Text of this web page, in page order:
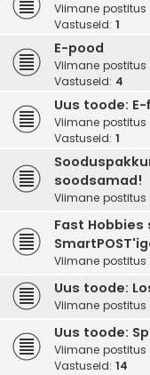
Viimane postitus
Vastuseid: 1
E-pood
Viimane postitus
Vastuseid: 4
Uus toode:
Viimane postitus
Vastuseid: 1
soodsamad!
Viimane postitus
Fast
Viimane postitus
Uus toode:
Viimane postitus
Uus toode:
Viimane postitus
Vastuseid: 14